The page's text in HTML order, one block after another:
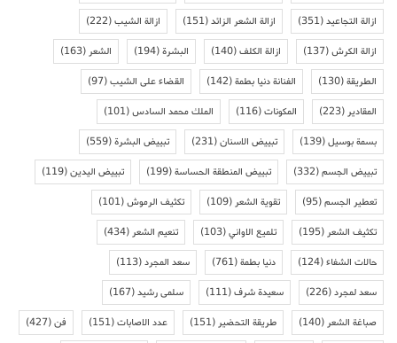
ازالة التجاعيد(351) ازالة الشعر الزائد(151) ازالة الشيب(222)
ازالة الكرش(137) ازالة الكلف(140) البشرة(194) الشعر(163)
الطريقة(130) الفنانة دنيا بطمة(142) القضاء على الشيب(97)
المقادير(223) المكونات(116) الملك محمد السادس(101)
بسمة بوسيل(139) تبييض الاسنان(231) تبييض البشرة(559)
تبييض الجسم(332) تبييض المنطقة الحساسة(199) تبييض اليدين(119)
تعطير الجسم(95) تقوية الشعر(109) تكثيف الرموش(101)
تكثيف الشعر(195) تلميع الاواني(103) تنعيم الشعر(434)
حالات الشفاء(124) دنيا بطمة(761) سعد المجرد(113)
سعد لمجرد(226) سعيدة شرف(111) سلمى رشيد(167)
صباغة الشعر(140) طريقة التحضير(151) عدد الاصابات(151) فن(427)